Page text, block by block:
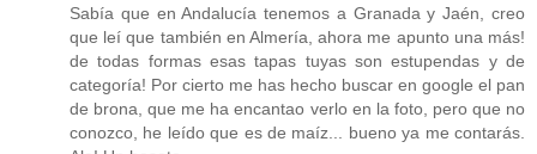
Sabía que en Andalucía tenemos a Granada y Jaén, creo
que leí que también en Almería, ahora me apunto una más!
de todas formas esas tapas tuyas son estupendas y de
categoría! Por cierto me has hecho buscar en google el pan
de brona, que me ha encantao verlo en la foto, pero que no
conozco, he leído que es de maíz... bueno ya me contarás.